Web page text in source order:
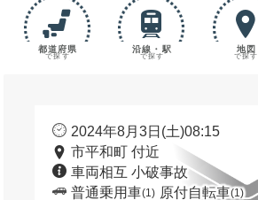
都道府県
で探す
沿線・駅
で探す
地図
で探す
2024年8月3日(土)08:15
市平和町 付近
車両相互 小破事故
普通乗用車(1) 原付自転車(1)